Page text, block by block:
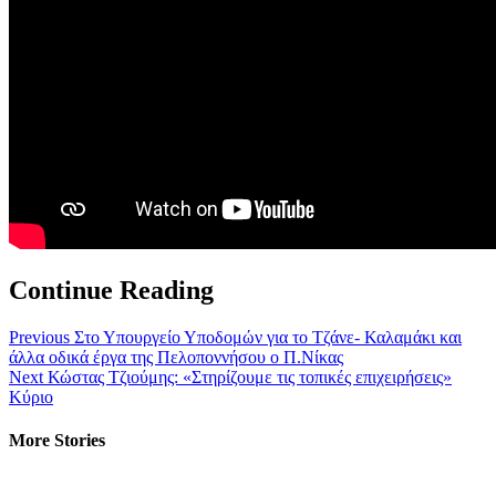
Continue Reading
Previous Στο Υπουργείο Υποδομών για το Τζάνε- Καλαμάκι και
άλλα οδικά έργα της Πελοποννήσου ο Π.Νίκας
Next Κώστας Τζιούμης: «Στηρίζουμε τις τοπικές επιχειρήσεις»
Κύριο
More Stories